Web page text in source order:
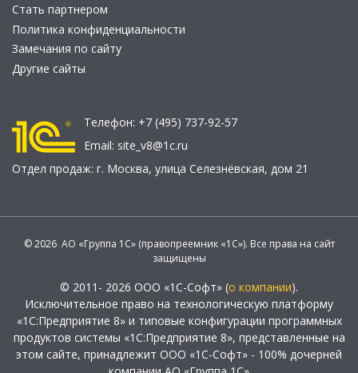
Стать партнером
Политика конфиденциальности
Замечания по сайту
Другие сайты
Телефон: +7 (495) 737-92-57
Email: site_v8@1c.ru
Отдел продаж: г. Москва, улица Селезнёвская, дом 21
© 2026 АО «Группа 1С» (правопреемник «1С»). Все права на сайт
защищены
© 2011- 2026 ООО «1С-Софт» (о компании).
Исключительное право на технологическую платформу
«1С:Предприятие 8» и типовые конфигурации программных
продуктов системы «1С:Предприятие 8», представленные на
этом сайте, принадлежит ООО «1С-Софт» - 100% дочерней